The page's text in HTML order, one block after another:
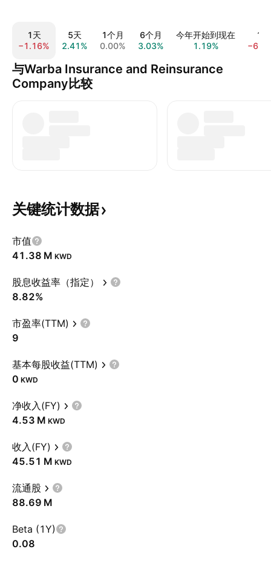
1天
−1.16%
5天
2.41%
1个月
0.00%
6个月
3.03%
今年开始到现在
1.19%
1年
与Warba Insurance and Reinsurance
Company比较
关键统计数据
市值
‪41.38 M‬ KWD
股息收益率（指定）
8.82%
市盈率(TTM)
9
基本每股收益(TTM)
0 KWD
净收入(FY)
‪4.53 M‬ KWD
收入(FY)
‪45.51 M‬ KWD
流通股
‪88.69 M‬
Beta (1Y)
0.08